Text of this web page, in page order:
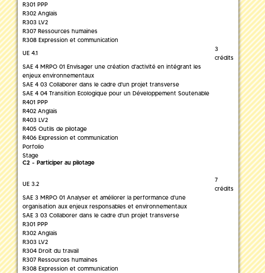
R301 PPP
R302 Anglais
R303 LV2
R307 Ressources humaines
R308 Expression et communication
UE 4.1
3
crédits
SAE 4 MRPO 01 Envisager une création d'activité en intégrant les
enjeux environnementaux
SAE 4 03 Collaborer dans le cadre d'un projet transverse
SAE 4 04 Transition Ecologique pour un Développement Soutenable
R401 PPP
R402 Anglais
R403 LV2
R405 Outils de pilotage
R406 Expression et communication
Porfolio
Stage
C2 - Participer au pilotage
UE 3.2
7
crédits
SAE 3 MRPO 01 Analyser et améliorer la performance d'une
organisation aux enjeux responsables et environnementaux
SAE 3 03 Collaborer dans le cadre d'un projet transverse
R301 PPP
R302 Anglais
R303 LV2
R304 Droit du travail
R307 Ressources humaines
R308 Expression et communication